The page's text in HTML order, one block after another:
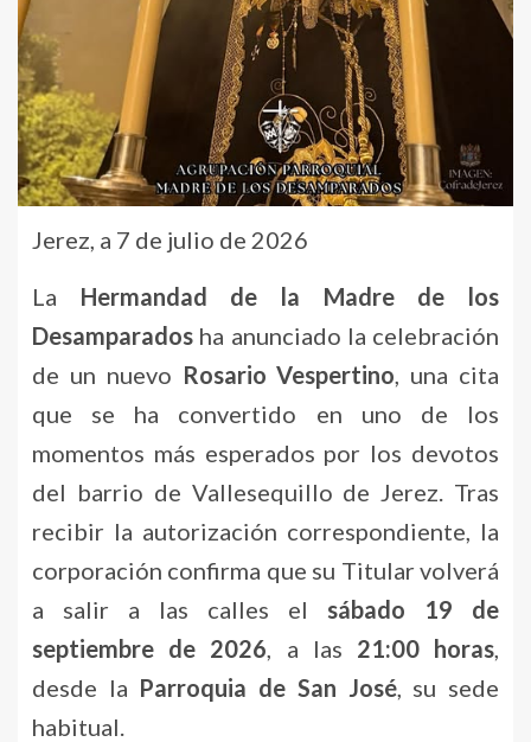
Jerez, a 7 de julio de 2026
La Hermandad de la Madre de los
Desamparados ha anunciado la celebración
de un nuevo Rosario Vespertino , una cita
que se ha convertido en uno de los
momentos más esperados por los devotos
del barrio de Vallesequillo de Jerez. Tras
recibir la autorización correspondiente, la
corporación confirma que su Titular volverá
a salir a las calles el sábado 19 de
septiembre de 2026 , a las 21:00 horas
desde la Parroquia de San José, su sede
habitual.